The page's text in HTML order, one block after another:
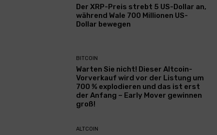
Der XRP-Preis strebt 5 US-Dollar an,
während Wale 700 Millionen US-
Dollar bewegen
BITCOIN
Warten Sie nicht! Dieser Altcoin-
Vorverkauf wird vor der Listung um
700 % explodieren und das ist erst
der Anfang – Early Mover gewinnen
groß!
ALTCOIN